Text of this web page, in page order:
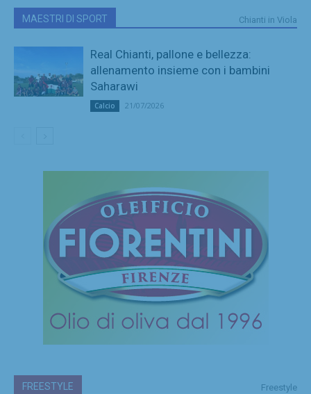
MAESTRI DI SPORT Chianti in Viola
Real Chianti, pallone e bellezza:
allenamento insieme con i bambini
Saharawi
Calcio 21/07/2026
FREESTYLE Freestyle